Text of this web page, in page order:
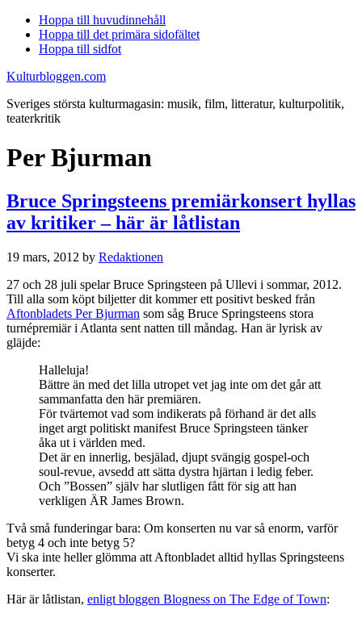
Hoppa till huvudinnehåll
Hoppa till det primära sidofältet
Hoppa till sidfot
Kulturbloggen.com
Sveriges största kulturmagasin: musik, film, litteratur, kulturpolitik,
teaterkritik
Per Bjurman
Bruce Springsteens premiärkonsert hyllas
av kritiker – här är låtlistan
19 mars, 2012 by Redaktionen
27 och 28 juli spelar Bruce Springsteen på Ullevi i sommar, 2012.
Till alla som köpt biljetter dit kommer ett positivt besked från
Aftonbladets Per Bjurman som såg Bruce Springsteens stora
turnépremiär i Atlanta sent natten till måndag. Han är lyrisk av
gläjde:
Halleluja!
Bättre än med det lilla utropet vet jag inte om det går att
sammanfatta den här premiären.
För tvärtemot vad som indikerats på förhand är det alls
inget argt politiskt manifest Bruce Springsteen tänker
åka ut i världen med.
Det är en innerlig, besjälad, djupt svängig gospel-och
soul-revue, avsedd att sätta dystra hjärtan i ledig feber.
Och ”Bossen” själv har slutligen fått för sig att han
verkligen ÄR James Brown.
Två små funderingar bara: Om konserten nu var så enorm, varför
betyg 4 och inte betyg 5?
Vi ska inte heller glömma att Aftonbladet alltid hyllas Springsteens
konserter.
Här är låtlistan, enligt bloggen Blogness on The Edge of Town: